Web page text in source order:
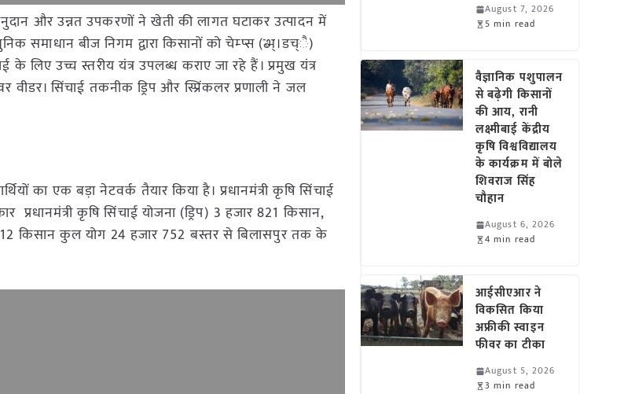
और उन्नत उपकरणों ने खेती की लागत घटाकर उत्पादन में
समाधान बीज निगम द्वारा किसानों को चेम्प्स (ब्भ्।डच्ै)
लिए उच्च स्तरीय यंत्र उपलब्ध कराए जा रहे हैं। प्रमुख यंत्र
वीडर। सिंचाई तकनीक ड्रिप और स्प्रिंकलर प्रणाली ने जल
का एक बड़ा नेटवर्क तैयार किया है। प्रधानमंत्री कृषि सिंचाई
प्रधानमंत्री कृषि सिंचाई योजना (ड्रिप) 3 हजार 821 किसान,
किसान कुल योग 24 हजार 752 बस्तर से बिलासपुर तक के
August 7, 2026
5 min read
वैज्ञानिक पशुपालन
से बढ़ेगी किसानों
की आय, रानी
लक्ष्मीबाई केंद्रीय
कृषि विश्वविद्यालय
के कार्यक्रम में बोले
शिवराज सिंह
चौहान
August 6, 2026
4 min read
आईसीएआर ने
विकसित किया
अफ्रीकी स्वाइन
फीवर का टीका
August 5, 2026
3 min read